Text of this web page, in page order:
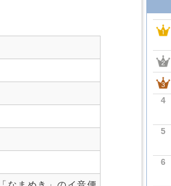
4
5
6